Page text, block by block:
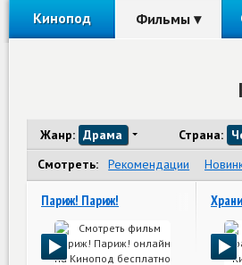
Кинопод Фильмы
Жанр: Драма Страна:
Смотреть:
Рекомендации
Париж! Париж!